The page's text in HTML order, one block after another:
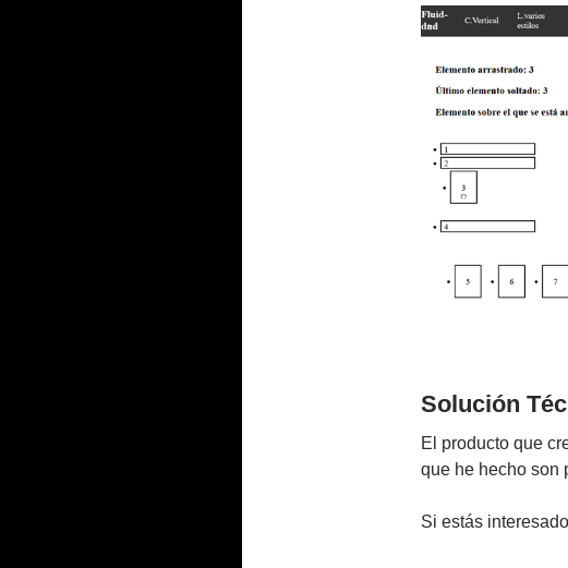
Solución
El producto que
que he hecho son
Si estás